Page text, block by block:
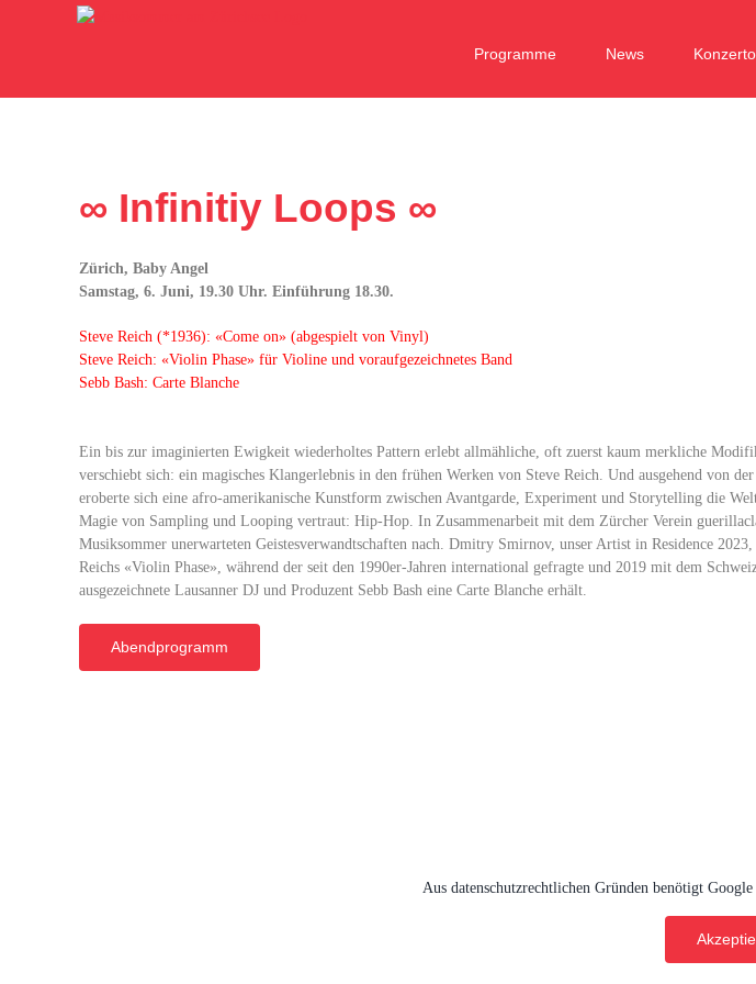
Programme News
∞ Infinitiy Loops ∞
Zürich, Baby Angel
Samstag, 6. Juni, 19.30 Uhr. Einführung 18.30.
Steve Reich (*1936): «Come on» (abgespielt von Vinyl)
Steve Reich: «Violin Phase» für Violine und voraufgezeichnetes Band
Sebb Bash: Carte Blanche
Ein bis zur imaginierten Ewigkeit wiederholtes Pattern erlebt allmähliche, oft zuerst kaum merkliche
verschiebt sich: ein magisches Klangerlebnis in den frühen Werken von Steve Reich. Und ausgehend von
eroberte sich eine afro-amerikanische Kunstform zwischen Avantgarde, Experiment und Storytelling die
Magie von Sampling und Looping vertraut: Hip-Hop. In Zusammenarbeit mit dem Zürcher Verein
Musiksommer unerwarteten Geistesverwandtschaften nach. Dmitry Smirnov, unser Artist in Residence
Reichs «Violin Phase», während der seit den 1990er-Jahren international gefragte und 2019 mit dem
ausgezeichnete Lausanner DJ und Produzent Sebb Bash eine Carte Blanche erhält.
Abendprogramm
Aus datenschutzrechtlichen Gründen benötigt